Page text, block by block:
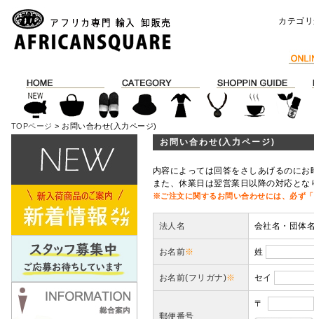
カテゴ
TOPページ > お問い合わせ(入力ページ)
お問い合わせ(入力ページ)
内容によっては回答をさしあげるのに
また、休業日は翌営業日以降の対応と
※ご注文に関するお問い合わせには、必ず
法人名 会社名・団体
お名前※ 姓
お名前(フリガナ)※ セイ
郵便番号
〒